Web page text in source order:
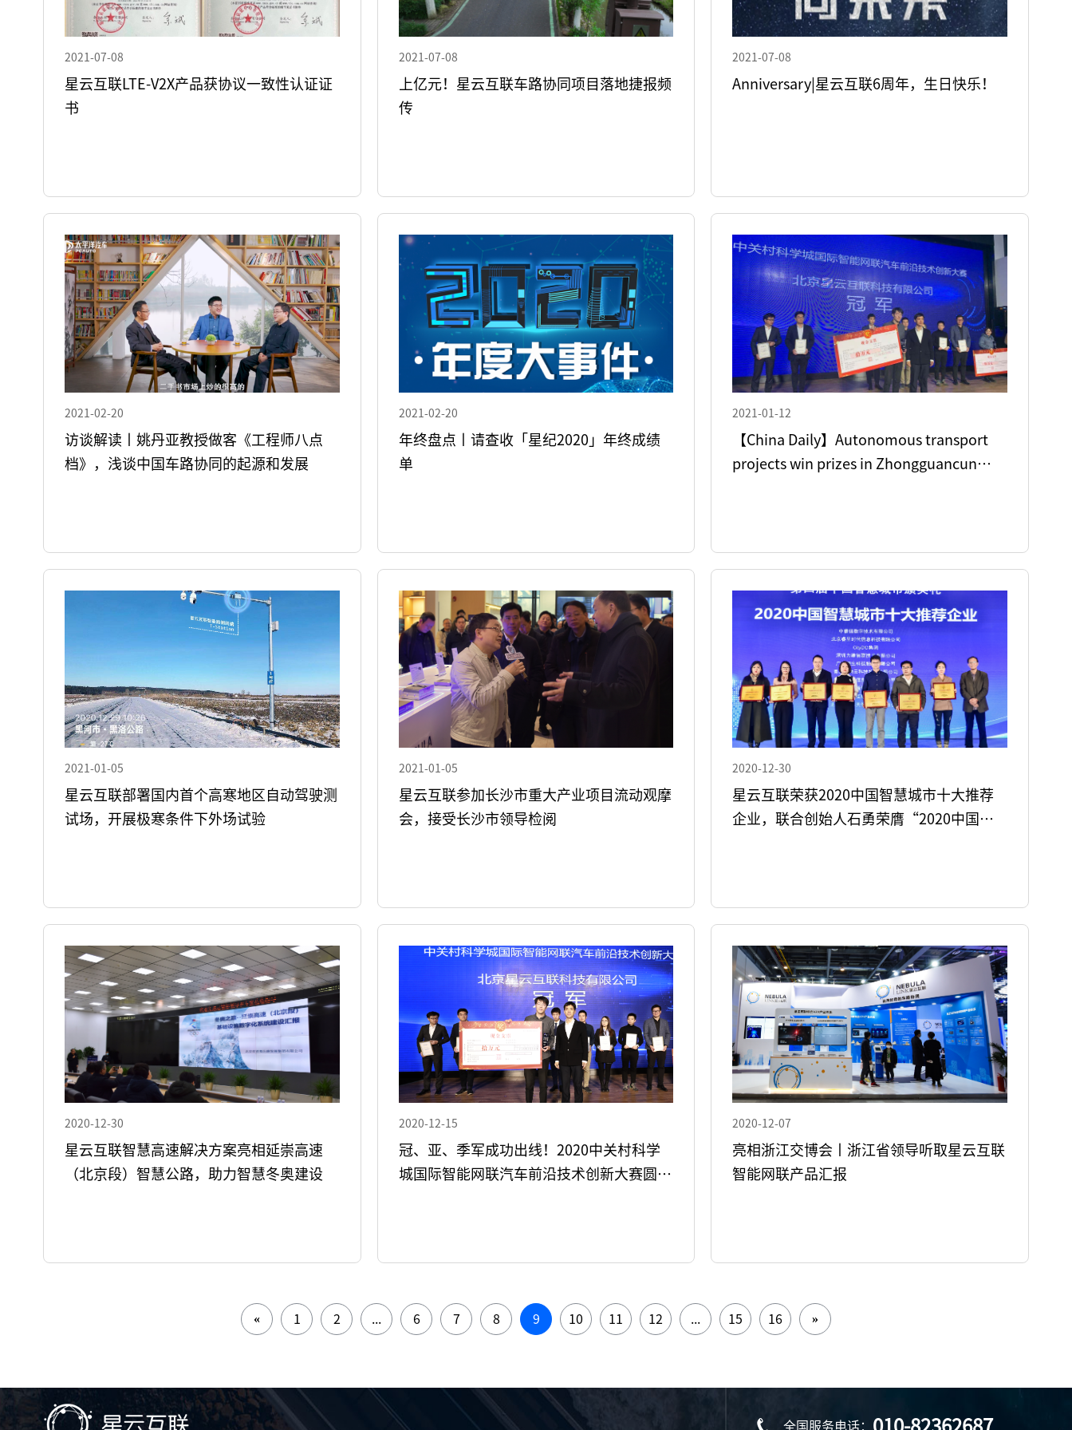
2021-07-08
星云互联LTE-V2X产品获协议一致性认证证
书
2021-07-08
上亿元！星云互联车路协同项目落地捷报频
传
2021-07-08
Anniversary|星云互联6周年，生日快乐！
2021-02-20
访谈解读丨姚丹亚教授做客《工程师八点
档》，浅谈中国车路协同的起源和发展
2021-02-20
年终盘点丨请查收「星纪2020」年终成绩
单
2021-01-12
【China Daily】Autonomous transport
projects win prizes in Zhongguancun
2021-01-05
星云互联部署国内首个高寒地区自动驾驶测
试场，开展极寒条件下外场试验
2021-01-05
星云互联参加长沙市重大产业项目流动观摩
会，接受长沙市领导检阅
2020-12-30
星云互联荣获2020中国智慧城市十大推荐
企业，联合创始人石勇荣膺“2020中国智
2020-12-30
星云互联智慧高速解决方案亮相延崇高速
（北京段）智慧公路，助力智慧冬奥建设
2020-12-15
冠、亚、季军成功出线！2020中关村科学
城国际智能网联汽车前沿技术创新大赛圆满
2020-12-07
亮相浙江交博会丨浙江省领导听取星云互联
智能网联产品汇报
« 1 2 ... 6 7 8 9 10 11 12 ... 15 16 »
全国服务电话：